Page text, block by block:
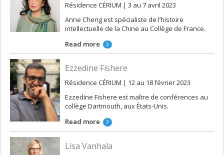
Résidence CÉRIUM | 3 au 7 avril 2023
Anne Cheng est spécialiste de l’histoire
intellectuelle de la Chine au Collège de France.
Read more
Ezzedine Fishere
Résidence CÉRIUM | 12 au 18 février 2023
Ezzedine Fishere est maître de conférences au
collège Dartmouth, aux États-Unis.
Read more
Lisa Vanhala